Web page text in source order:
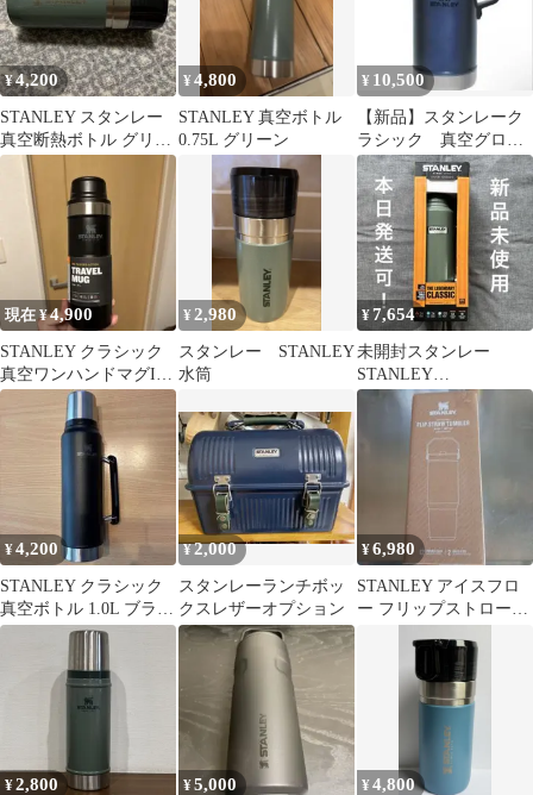
¥4,200
STANLEY スタンレー
真空断熱ボトル グリー
ン
¥4,800
STANLEY 真空ボトル
0.75L グリーン
¥ 10,500
【新品】スタンレーク
ラシック 真空グロウ
ラー1.9Lロイヤルブル
ー
現在 ¥4,900
STANLEY クラシック
真空ワンハンドマグII
0.47L
¥2,980
スタンレー STANLEY
水筒
¥7,654
未開封スタンレー
STANLEY
TheLegendary Classic水
¥4,200
STANLEY クラシック
真空ボトル 1.0L ブラッ
ク
¥2,000
スタンレーランチボッ
クスレザーオプション
¥6,980
STANLEY アイスフロ
ー フリップストロー
¥2,800 ¥5,000 ¥4,800